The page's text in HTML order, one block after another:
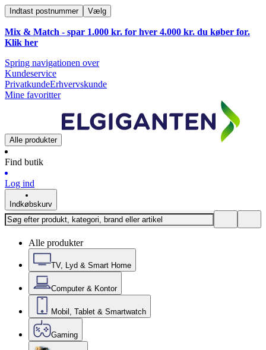
Indtast postnummer Vælg
Mix & Match - spar 1.000 kr. for hver 4.000 kr. du køber for.
Klik her
Spring navigationen over
Kundeservice
PrivatkundeErhvervskunde
Mine favoritter
Alle produkter
Find butik
Log ind
Indkøbskurv
Alle produkter
TV, Lyd & Smart Home
Computer & Kontor
Mobil, Tablet & Smartwatch
Gaming